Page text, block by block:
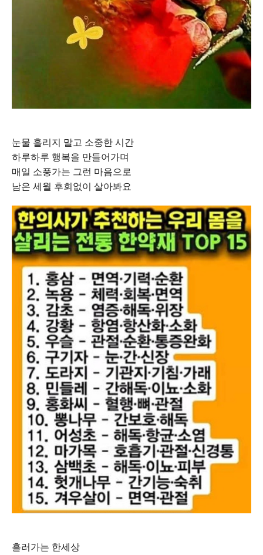
눈물 흘리지 말고 소중한 시간
하루하루 행복을 만들어가며
매일 소풍가는 그런 마음으로
남은 세월 후회없이 살아봐요
흘러가는 한세상